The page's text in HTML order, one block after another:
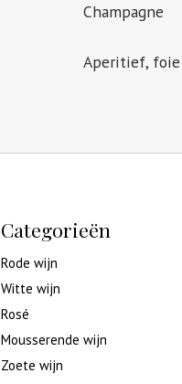
Champagne
Aperitief, foie
Categorieën
Rode wijn
Witte wijn
Rosé
Mousserende wijn
Zoete wijn